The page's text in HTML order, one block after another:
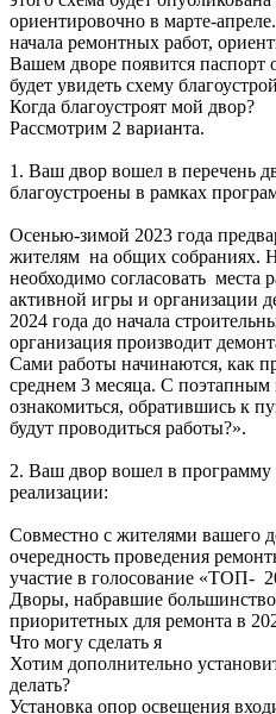
ориентировочно в марте-
начала ремонтных работ,
Вашем дворе появится паспорт
будет увидеть схему
Когда благоустроят мой двор?
Рассмотрим 2 варианта.
1. Ваш двор вошел в перечень
благоустроены в рамках
Осенью-зимой 2023 года
жителям на общих собраниях.
необходимо согласовать места
активной игры и организации
2024 года до начала
организация производит
Сами работы начинаются, как
среднем 3 месяца. С
ознакомиться, обратившись к
будут проводиться работы?».
2. Ваш двор вошел в
реализации:
Совместно с жителями вашего
очередность проведения
участие в голосование «ТОП-
Дворы, набравшие
приоритетных для ремонта в
Что могу сделать я
Хотим дополнительно
делать?
Установка опор освещения